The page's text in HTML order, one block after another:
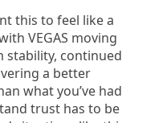
this to feel like a
VEGAS moving
continued
a better
what you’ve had
trust has to be